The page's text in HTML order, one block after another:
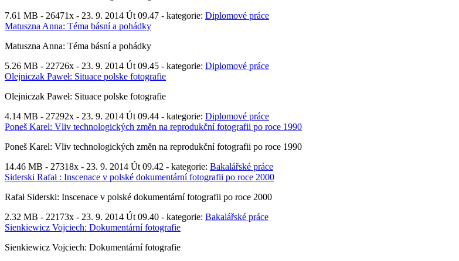
7.61 MB - 26471x - 23. 9. 2014 Út 09.47 - kategorie: Diplomové práce
Matuszna Anna: Téma básní a pohádky
Matuszna Anna: Téma básní a pohádky
5.26 MB - 22726x - 23. 9. 2014 Út 09.45 - kategorie: Diplomové práce
Olejniczak Paweł: Situace polske fotografie
Olejniczak Paweł: Situace polske fotografie
4.14 MB - 27292x - 23. 9. 2014 Út 09.44 - kategorie: Diplomové práce
Poneš Karel: Vliv technologických změn na reprodukční fotografii po roce 1990
Poneš Karel: Vliv technologických změn na reprodukční fotografii po roce 1990
14.46 MB - 27318x - 23. 9. 2014 Út 09.42 - kategorie: Bakalářské práce
Siderski Rafał : Inscenace v polské dokumentární fotografii po roce 2000
Rafał Siderski: Inscenace v polské dokumentární fotografii po roce 2000
2.32 MB - 22173x - 23. 9. 2014 Út 09.40 - kategorie: Bakalářské práce
Sienkiewicz Vojciech: Dokumentární fotografie
Sienkiewicz Vojciech: Dokumentární fotografie